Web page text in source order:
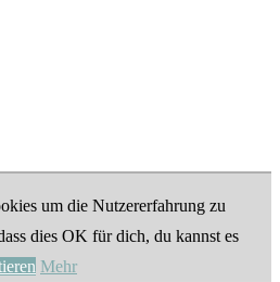
um die Nutzererfahrung zu
dies OK für dich, du kannst es
Mehr